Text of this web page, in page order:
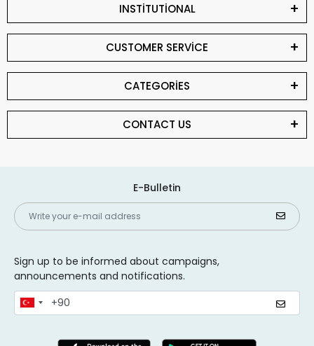
INSTİTUTİONAL
CUSTOMER SERVİCE
CATEGORİES
CONTACT US
E-Bulletin
Sign up to be informed about campaigns,
announcements and notifications.